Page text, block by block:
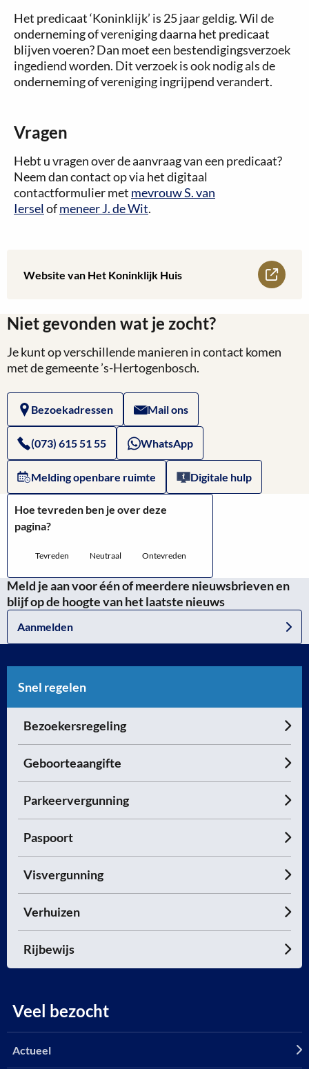
Het predicaat ‘Koninklijk’ is 25 jaar geldig. Wil de
onderneming of vereniging daarna het predicaat
blijven voeren? Dan moet een bestendigingsverzoek
ingediend worden. Dit verzoek is ook nodig als de
onderneming of vereniging ingrijpend verandert.
Vragen
Hebt u vragen over de aanvraag van een predicaat?
Neem dan contact op via het digitaal
contactformulier met mevrouw S. van
Ierselofmeneer J. de Wit.
Website van Het Koninklijk Huis
Lees
over
Website
Het
Koninklijk
Niet gevonden wat je zocht?
Je kunt op verschillende manieren in contact komen
met de gemeente ’s-Hertogenbosch.
Bezoekadressen Mail ons
(073) 615 51 55 WhatsApp
Melding openbare ruimte Digitale hulp
Hoe tevreden ben je over deze
pagina?
Tevreden Neutraal Ontevreden
Meld je aan voor één of meerdere nieuwsbrieven en
blijf op de hoogte van het laatste nieuws
Aanmelden
Snel regelen
Bezoekersregeling
Geboorteaangifte
Parkeervergunning
Paspoort
Visvergunning
Verhuizen
Rijbewijs
Veel bezocht
Actueel